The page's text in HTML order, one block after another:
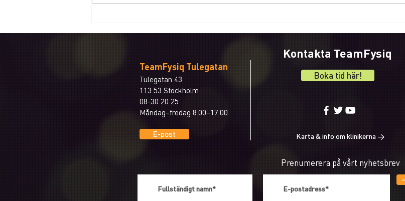
för skuldror och rygg
Kontakta TeamFysiq
Karta & info om klinikerna >
E-post
TeamFysiq Tulegatan
Tulegatan 43
113 53 Stockholm
08-30 20 25
Måndag–fredag 8.00–17.00
Boka tid här!
Prenumerera på vårt nyhetsbrev